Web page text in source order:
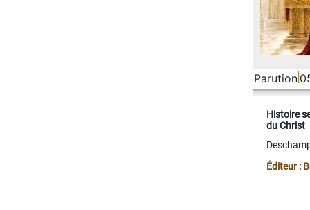
Parution
Histoire
du Christ
Éditeur :